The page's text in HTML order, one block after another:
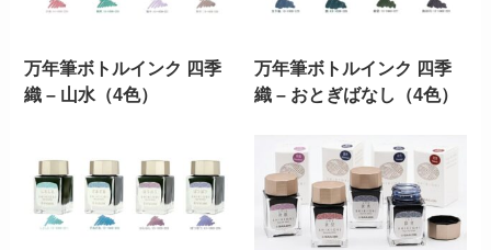
万年筆ボトルインク 四季
織 – 山水（4色）
万年筆ボトルインク 四季
織 – おとぎばなし（4色）